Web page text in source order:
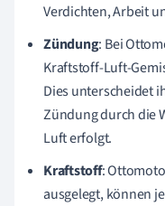
Verdichten, Arbeit
Zündung: Bei
Kraftstoff-Luft-
Dies unterscheidet
Zündung durch die
Luft erfolgt.
Kraftstoff:
ausgelegt, können